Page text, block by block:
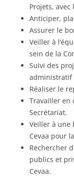
Projets,
Anticiper,
Assurer le
Veiller à
sein de la
Suivi des
administratif
Réaliser le
Travailler en
Secrétariat.
Veiller à une
Cevaa pour
Rechercher
publics et
Cevaa.